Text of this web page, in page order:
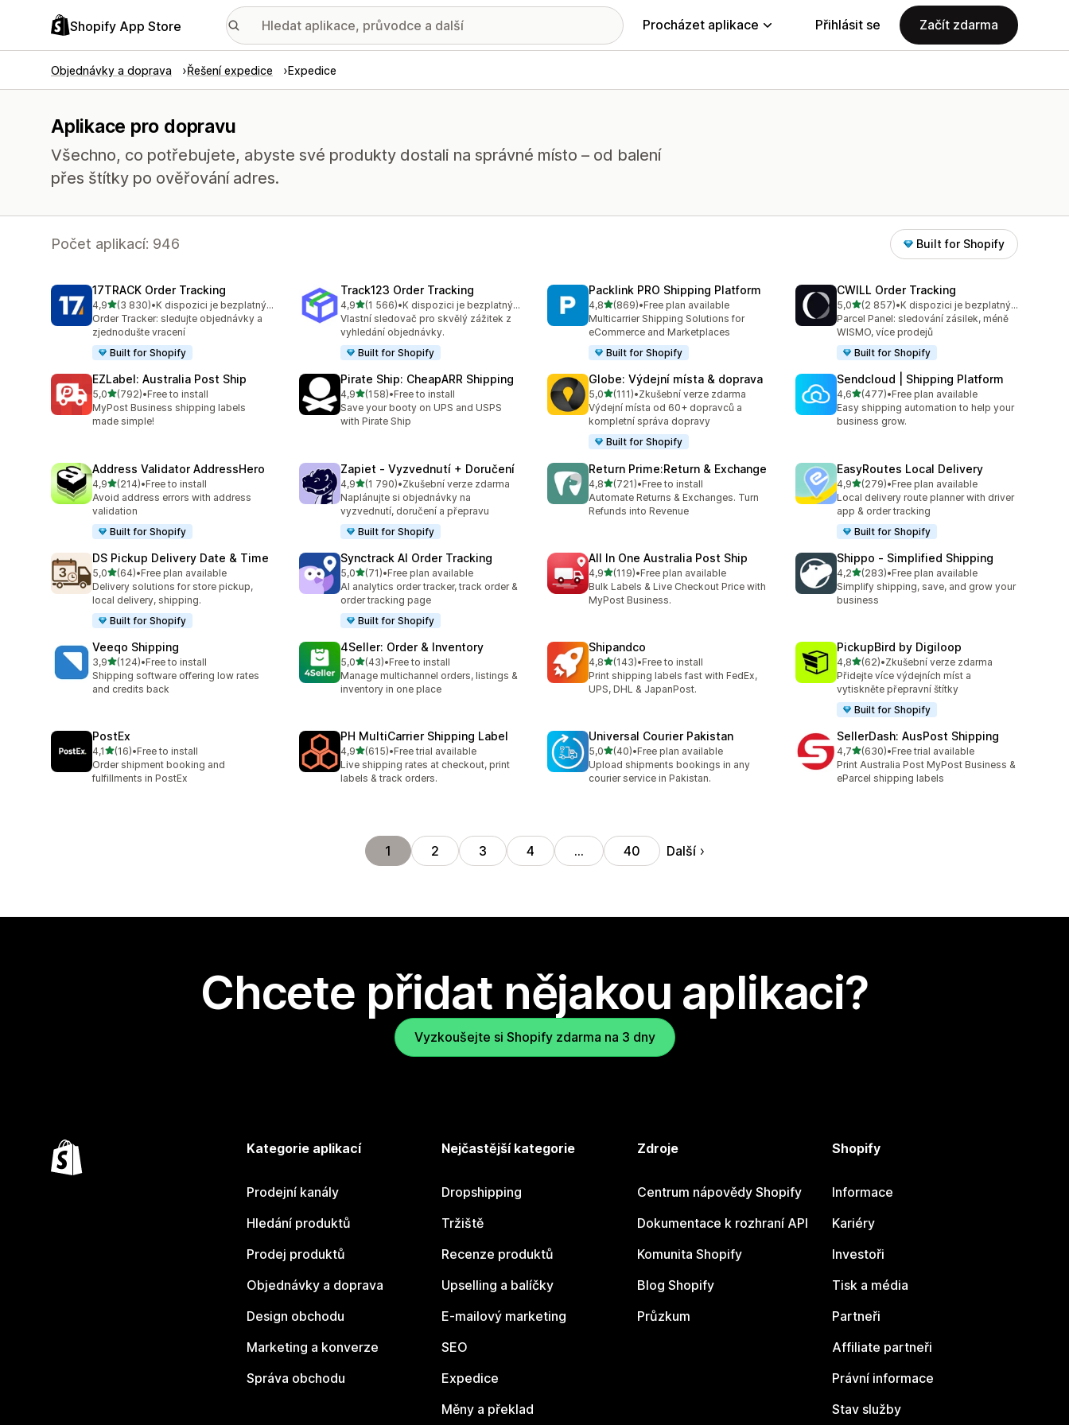
Shopify App Store Procházet aplikace Přihlásit se Začít zdarma
Objednávky a doprava Řešení expedice Expedice
Aplikace pro dopravu
Všechno, co potřebujete, abyste své produkty dostali na správné místo – od balení
přes štítky po ověřování adres.
Počet aplikací: 946 Built for Shopify
17TRACK Order Tracking
4,9z 5 hvězd
(3 830)
Celkový počet recenzí: 3830
•
K dispozici je bezplatný plán
Order Tracker: sledujte objednávky a
zjednodušte vracení
Built for Shopify
Track123 Order Tracking
4,9z 5 hvězd
(1 566)
Celkový počet recenzí: 1566
•
K dispozici je bezplatný plán
Vlastní sledovač pro skvělý zážitek z
vyhledání objednávky.
Built for Shopify
Packlink PRO Shipping Platform
4,8z 5 hvězd
(869)
Celkový počet recenzí: 869
•Free plan available
Multicarrier Shipping Solutions for
eCommerce and Marketplaces
Built for Shopify
CWILL Order Tracking
5,0z 5 hvězd
(2 857)
Celkový počet recenzí: 2857
•
K dispozici je bezplatný plán
Parcel Panel: sledování zásilek, méně
WISMO, více prodejů
Built for Shopify
EZLabel: Australia Post Ship
5,0z 5 hvězd
(792)
Celkový počet recenzí: 792
•Free to install
MyPost Business shipping labels
made simple!
Pirate Ship: CheapARR Shipping
4,9z 5 hvězd
(158)
Celkový počet recenzí: 158
•Free to install
Save your booty on UPS and USPS
with Pirate Ship
Globe: Výdejní místa & doprava
5,0z 5 hvězd
(111)
Celkový počet recenzí: 111
•Zkušební verze zdarma
Výdejní místa od 60+ dopravců a
kompletní správa dopravy
Built for Shopify
Sendcloud | Shipping Platform
4,6z 5 hvězd
(477)
Celkový počet recenzí: 477
•Free plan available
Easy shipping automation to help your
business grow.
Address Validator AddressHero
4,9z 5 hvězd
(214)
Celkový počet recenzí: 214
•Free to install
Avoid address errors with address
validation
Built for Shopify
Zapiet ‑ Vyzvednutí + Doručení
4,9z 5 hvězd
(1 790)
Celkový počet recenzí: 1790
•Zkušební verze zdarma
Naplánujte si objednávky na
vyzvednutí, doručení a přepravu
Built for Shopify
Return Prime:Return & Exchange
4,8z 5 hvězd
(721)
Celkový počet recenzí: 721
•Free to install
Automate Returns & Exchanges. Turn
Refunds into Revenue
EasyRoutes Local Delivery
4,9z 5 hvězd
(279)
Celkový počet recenzí: 279
•Free plan available
Local delivery route planner with driver
app & order tracking
Built for Shopify
DS Pickup Delivery Date & Time
5,0z 5 hvězd
(64)
Celkový počet recenzí: 64
•Free plan available
Delivery solutions for store pickup,
local delivery, shipping.
Built for Shopify
Synctrack AI Order Tracking
5,0z 5 hvězd
(71)
Celkový počet recenzí: 71
•Free plan available
AI analytics order tracker, track order &
order tracking page
Built for Shopify
All In One Australia Post Ship
4,9z 5 hvězd
(119)
Celkový počet recenzí: 119
•Free plan available
Bulk Labels & Live Checkout Price with
MyPost Business.
Shippo ‑ Simplified Shipping
4,2z 5 hvězd
(283)
Celkový počet recenzí: 283
•Free plan available
Simplify shipping, save, and grow your
business
Veeqo Shipping
3,9z 5 hvězd
(124)
Celkový počet recenzí: 124
•Free to install
Shipping software offering low rates
and credits back
4Seller: Order & Inventory
5,0z 5 hvězd
(43)
Celkový počet recenzí: 43
•Free to install
Manage multichannel orders, listings &
inventory in one place
Shipandco
4,8z 5 hvězd
(143)
Celkový počet recenzí: 143
•Free to install
Print shipping labels fast with FedEx,
UPS, DHL & JapanPost.
PickupBird by Digiloop
4,8z 5 hvězd
(62)
Celkový počet recenzí: 62
•Zkušební verze zdarma
Přidejte více výdejních míst a
vytiskněte přepravní štítky
Built for Shopify
PostEx
4,1z 5 hvězd
(16)
Celkový počet recenzí: 16
•Free to install
Order shipment booking and
fulfillments in PostEx
PH MultiCarrier Shipping Label
4,9z 5 hvězd
(615)
Celkový počet recenzí: 615
•Free trial available
Live shipping rates at checkout, print
labels & track orders.
Universal Courier Pakistan
5,0z 5 hvězd
(40)
Celkový počet recenzí: 40
•Free plan available
Upload shipments bookings in any
courier service in Pakistan.
SellerDash: AusPost Shipping
4,7z 5 hvězd
(630)
Celkový počet recenzí: 630
•Free trial available
Print Australia Post MyPost Business &
eParcel shipping labels
1 2 3 4 … 40 Další
Chcete přidat nějakou aplikaci?
Vyzkoušejte si Shopify zdarma na 3 dny
Kategorie aplikací
Prodejní kanály
Hledání produktů
Prodej produktů
Objednávky a doprava
Design obchodu
Marketing a konverze
Správa obchodu
Nejčastější kategorie
Dropshipping
Tržiště
Recenze produktů
Upselling a balíčky
E-mailový marketing
SEO
Expedice
Měny a překlad
Zdroje
Centrum nápovědy Shopify
Dokumentace k rozhraní API
Komunita Shopify
Blog Shopify
Průzkum
Shopify
Informace
Kariéry
Investoři
Tisk a média
Partneři
Affiliate partneři
Právní informace
Stav služby